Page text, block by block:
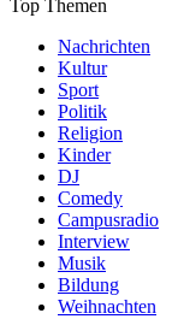
Top Themen
Nachrichten
Kultur
Sport
Politik
Religion
Kinder
DJ
Comedy
Campusradio
Interview
Musik
Bildung
Weihnachten